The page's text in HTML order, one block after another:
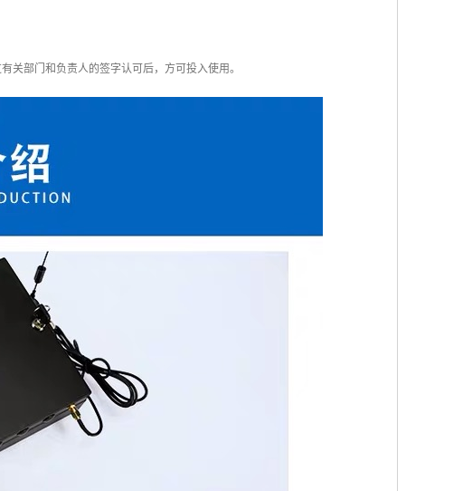
关部门和负责人的签字认可后，方可投入使用。